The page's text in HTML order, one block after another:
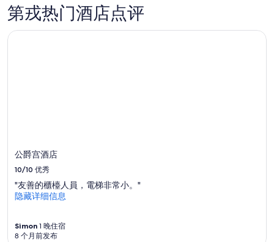
情
况
可
能
他
条
款。
第戎热门酒店点评
公爵宫酒店
10/10 优秀
"友善的櫃檯人員，電梯非常小。"
隐藏详细信息
Simon 1 晚住宿
8 个月前发布
公爵宫酒店